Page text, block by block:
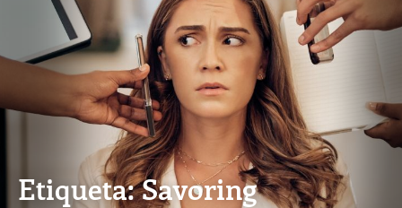
Etiqueta: Savoring